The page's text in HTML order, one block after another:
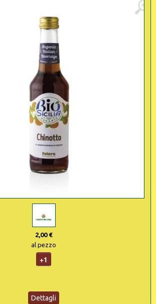
2,00 €
al pezzo
+1
Dettagli